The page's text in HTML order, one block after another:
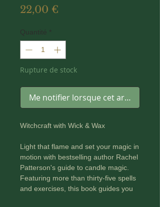
22,00 €
Quantité *
Rupture de stock
Me notifier lorsque cet article est
Witchcraft with Wick & Wax
Light that flame and set your magic in
motion with bestselling author Rachel
Patterson's guide to candle magic.
Featuring more than thirty-five spells
and exercises, this book guides you